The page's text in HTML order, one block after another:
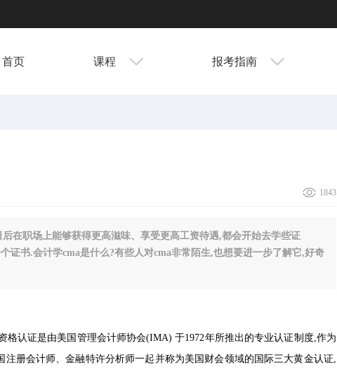
首页 课程 报考指南
1843
在职场上能够获得更高滋味、享受更高工资待遇,都会开始去学些证
证书.会计学cma是什么?有些人对cma非常陌生,也想要进一步了解它,好奇
格认证是由美国管理会计师协会(IMA) 于1972年所推出的专业认证制度,作为
册会计师、金融特许分析师一起并称为美国财会领域的国际三大黄金认证,